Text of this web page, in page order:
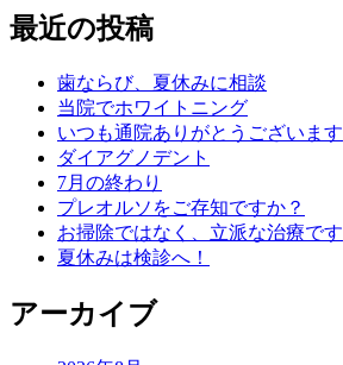
最近の投稿
歯ならび、夏休みに相談
当院でホワイトニング
いつも通院ありがとうございます
ダイアグノデント
7月の終わり
プレオルソをご存知ですか？
お掃除ではなく、立派な治療です
夏休みは検診へ！
アーカイブ